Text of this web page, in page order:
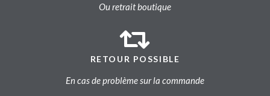
Ou retrait boutique
RETOUR POSSIBLE
En cas de problème sur la commande